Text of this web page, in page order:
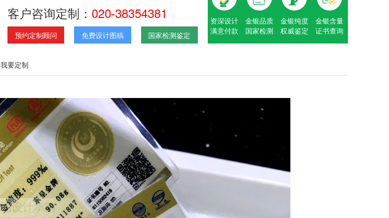
客户咨询定制： 020-38354381
预约定制顾问 免费设计图稿 国家检测鉴定
资深设计
满意付款
金银品质
国家检测
金银纯度
权威鉴定
金银含量
证书查询
我要定制